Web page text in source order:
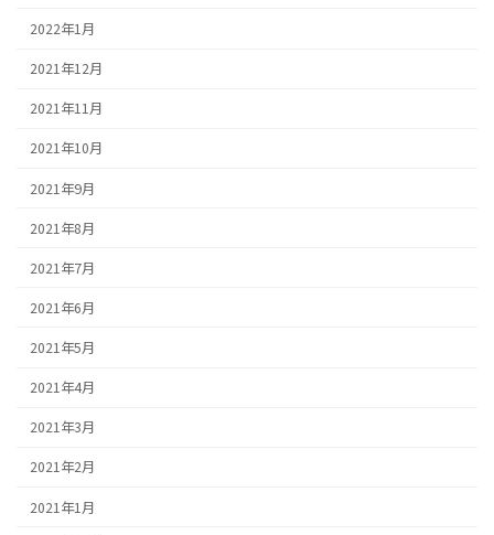
2022年1月
2021年12月
2021年11月
2021年10月
2021年9月
2021年8月
2021年7月
2021年6月
2021年5月
2021年4月
2021年3月
2021年2月
2021年1月